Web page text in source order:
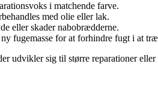
i matchende farve.
med olie eller lak.
eller skader nabobrædderne.
fugemasse for at forhindre fugt i at
udvikler sig til større reparationer